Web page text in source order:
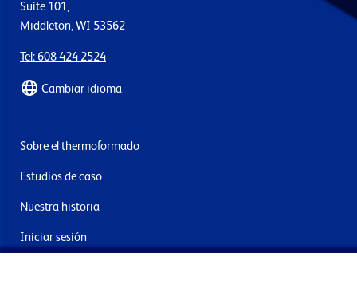
Suite 101,
Middleton, WI 53562
Tel: 608 424 2524
Cambiar idioma
Sobre el thermoformado
Estudios de caso
Nuestra historia
Iniciar sesión